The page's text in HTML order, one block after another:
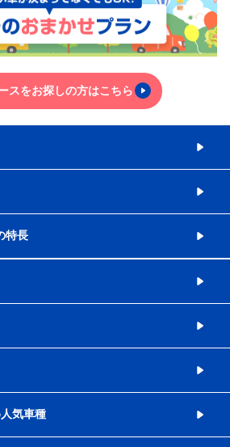
スをお探しの方はこちら
特長
気車種